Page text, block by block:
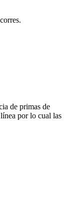
de primas de
por lo cual las